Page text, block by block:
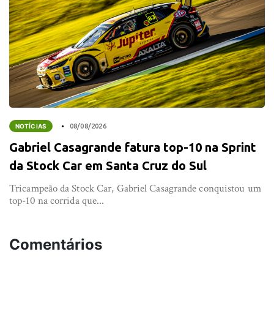
NOTÍCIAS 08/08/2026
Gabriel Casagrande fatura top-10 na Sprint
da Stock Car em Santa Cruz do Sul
Tricampeão da Stock Car, Gabriel Casagrande conquistou um
top-10 na corrida que...
Comentários